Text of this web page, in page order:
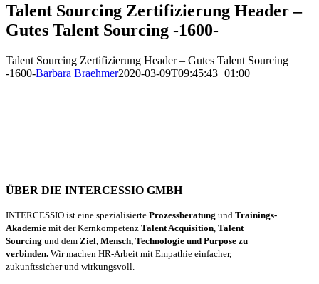
Talent Sourcing Zertifizierung Header –
Gutes Talent Sourcing -1600-
Talent Sourcing Zertifizierung Header – Gutes Talent Sourcing
-1600-Barbara Braehmer2020-03-09T09:45:43+01:00
ÜBER DIE INTERCESSIO GMBH
INTERCESSIO ist eine spezialisierte Prozessberatung und Trainings-
Akademie mit der Kernkompetenz Talent Acquisition Talent
Sourcing und dem Ziel, Mensch, Technologie und Purpose zu
verbinden. Wir machen HR-Arbeit mit Empathie einfacher,
zukunftssicher und wirkungsvoll.